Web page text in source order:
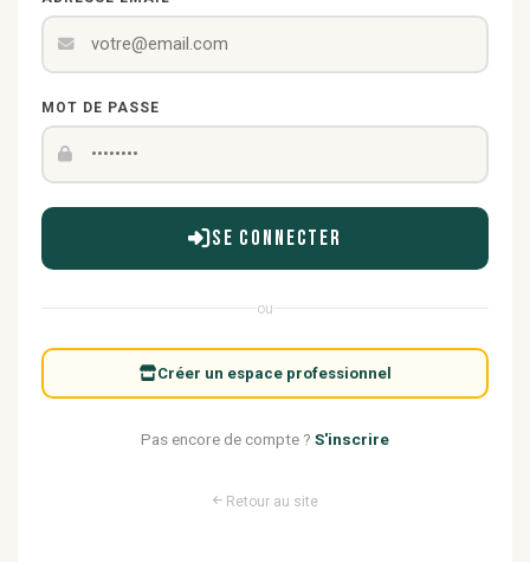
MOT DE PASSE
Se connecter
ou
Créer un espace professionnel
Pas encore de compte ? S'inscrire
Retour au site